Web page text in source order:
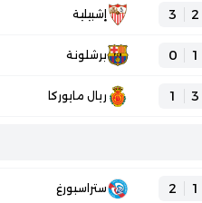
2
3 إشبيلية
1
0 برشلونة
3
1 ريال مايوركا
1
2 ستراسبورغ